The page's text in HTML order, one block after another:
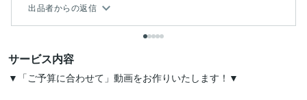
出品者からの返信
サービス内容
▼「ご予算に合わせて」動画をお作りいたします！▼